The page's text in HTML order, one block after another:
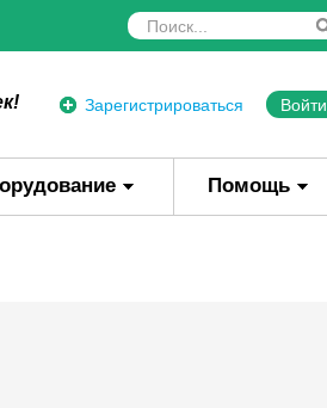
Зарегистрироваться Войти
Помощь